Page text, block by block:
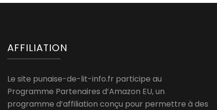
AFFILIATION
Le site punaise-de-lit-info.fr participe au
Programme Partenaires d’Amazon EU, un
programme d’affiliation conçu pour permettre à des